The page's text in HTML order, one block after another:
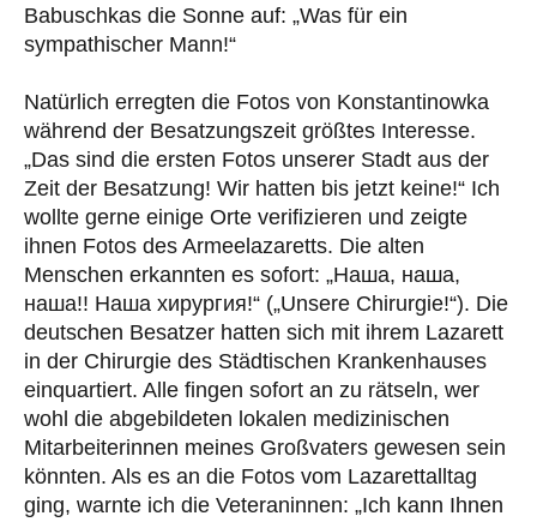
Babuschkas die Sonne auf: „Was für ein
sympathischer Mann!“
Natürlich erregten die Fotos von Konstantinowka
während der Besatzungszeit größtes Interesse.
„Das sind die ersten Fotos unserer Stadt aus der
Zeit der Besatzung! Wir hatten bis jetzt keine!“ Ich
wollte gerne einige Orte verifizieren und zeigte
ihnen Fotos des Armeelazaretts. Die alten
Menschen erkannten es sofort: „Наша, наша,
наша!! Наша хирургия!“ („Unsere Chirurgie!“). Die
deutschen Besatzer hatten sich mit ihrem Lazarett
in der Chirurgie des Städtischen Krankenhauses
einquartiert. Alle fingen sofort an zu rätseln, wer
wohl die abgebildeten lokalen medizinischen
Mitarbeiterinnen meines Großvaters gewesen sein
könnten. Als es an die Fotos vom Lazarettalltag
ging, warnte ich die Veteraninnen: „Ich kann Ihnen